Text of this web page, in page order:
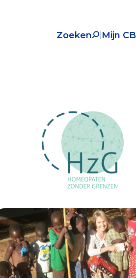
Zoeken Mijn
Register Erkende